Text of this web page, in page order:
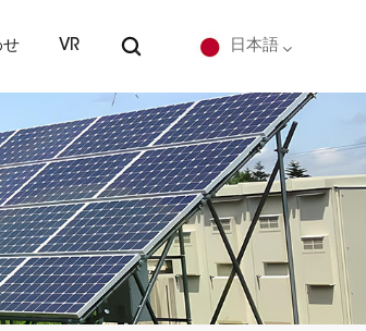
せ VR 日本語
English
Deutsch
español
português